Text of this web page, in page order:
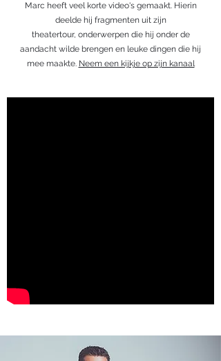
Marc heeft veel korte video's gemaakt. Hierin
deelde hij fragmenten uit zijn
theatertour, onderwerpen die hij onder de
aandacht wilde brengen en leuke dingen die hij
mee maakte. Neem een kijkje op zijn kanaal